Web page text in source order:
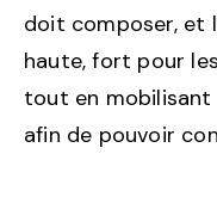
doit composer, et
haute, fort pour
tout en
afin de pouvoir